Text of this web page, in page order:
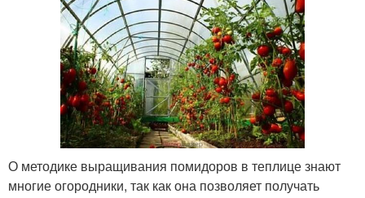
О методике выращивания помидоров в теплице знают
многие огородники, так как она позволяет получать